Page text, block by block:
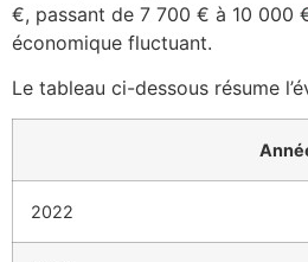
€, passant de 7 700 € à 10 000
économique fluctuant.
Le tableau ci-dessous résume
2022